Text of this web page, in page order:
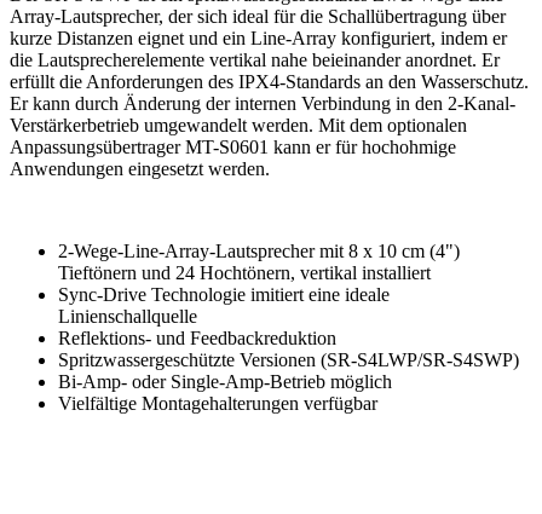
Array-Lautsprecher, der sich ideal für die Schallübertragung über
kurze Distanzen eignet und ein Line-Array konfiguriert, indem er
die Lautsprecherelemente vertikal nahe beieinander anordnet. Er
erfüllt die Anforderungen des IPX4-Standards an den Wasserschutz.
Er kann durch Änderung der internen Verbindung in den 2-Kanal-
Verstärkerbetrieb umgewandelt werden. Mit dem optionalen
Anpassungsübertrager MT-S0601 kann er für hochohmige
Anwendungen eingesetzt werden.
2-Wege-Line-Array-Lautsprecher mit 8 x 10 cm (4")
Tieftönern und 24 Hochtönern, vertikal installiert
Sync-Drive Technologie imitiert eine ideale
Linienschallquelle
Reflektions- und Feedbackreduktion
Spritzwassergeschützte Versionen (SR-S4LWP/SR-S4SWP)
Bi-Amp- oder Single-Amp-Betrieb möglich
Vielfältige Montagehalterungen verfügbar